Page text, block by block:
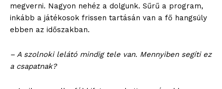
megverni. Nagyon nehéz a dolgunk. Sűrű a program,
inkább a játékosok frissen tartásán van a fő hangsúly
ebben az időszakban.
– A szolnoki lelátó mindig tele van. Mennyiben segíti ez
a csapatnak?